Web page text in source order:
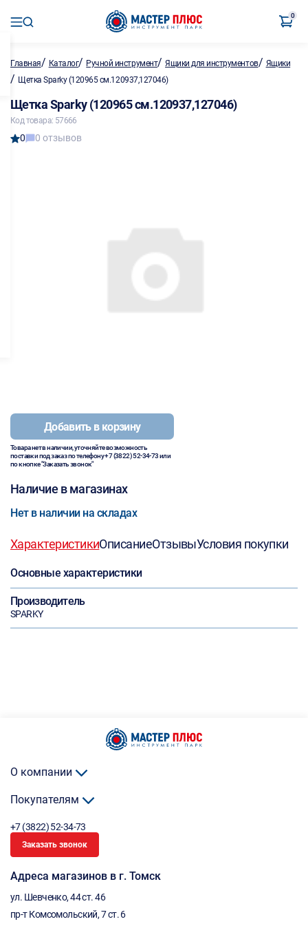
0
Главная/ Каталог/ Ручной инструмент/Ящики для инструментов/ Ящики
/ Щетка Sparky (120965 см.120937,127046)
Щетка Sparky (120965 см.120937,127046)
Код товара: 57666
0 0 отзывов
Добавить в корзину
Товара нет в наличии, уточняйте возможность
поставки под заказ по телефону+7 (3822) 52-34-73или
по кнопке "Заказать звонок"
Наличие в магазинах
Нет в наличии на складах
ХарактеристикиОписаниеОтзывыУсловия покупки
Основные характеристики
Производитель
SPARKY
О компании
Покупателям
+7 (3822) 52-34-73
Заказать звонок
Адреса магазинов в г. Томск
ул. Шевченко, 44 ст. 46
пр-т Комсомольский, 7 ст. 6